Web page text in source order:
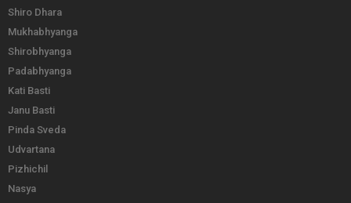
Shiro Dhara
Mukhabhyanga
Shirobhyanga
Padabhyanga
Kati Basti
Janu Basti
Pinda Sveda
Udvartana
Pizhichil
Nasya